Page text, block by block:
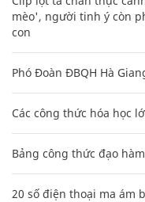
mèo', người tinh ý còn
con
Phó Đoàn ĐBQH Hà
Các công thức hóa học
Bảng công thức đạo
20 số điện thoại ma ám